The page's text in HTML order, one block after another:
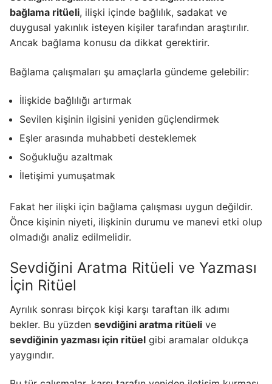
bağlama ritüeli, ilişki içinde bağlılık, sadakat ve
duygusal yakınlık isteyen kişiler tarafından araştırılır.
Ancak bağlama konusu da dikkat gerektirir.
Bağlama çalışmaları şu amaçlarla gündeme gelebilir:
İlişkide bağlılığı artırmak
Sevilen kişinin ilgisini yeniden güçlendirmek
Eşler arasında muhabbeti desteklemek
Soğukluğu azaltmak
İletişimi yumuşatmak
Fakat her ilişki için bağlama çalışması uygun değildir.
Önce kişinin niyeti, ilişkinin durumu ve manevi etki olup
olmadığı analiz edilmelidir.
Sevdiğini Aratma Ritüeli ve Yazması
İçin Ritüel
Ayrılık sonrası birçok kişi karşı taraftan ilk adımı
bekler. Bu yüzden sevdiğini aratma ritüeli ve
sevdiğinin yazması için ritüel gibi aramalar oldukça
yaygındır.